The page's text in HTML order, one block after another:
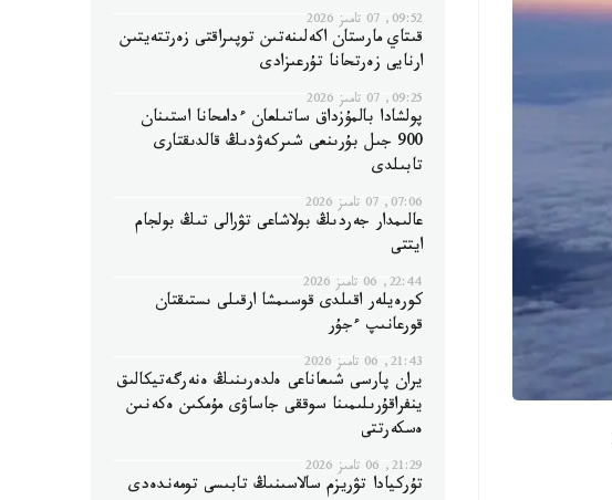
09:52, 07 تامىز 2026
قىتاي مارستان اكەلىنەتىن توپىراقتى زەرتتەيتىن
ارنايى زەرتحانا تۇرعىزادى
09:25, 07 تامىز 2026
پولشادا بالمۇزداق ساتىلعان ءدامحانا استىنان
900 جىل بۇرىنعى شىركەۋدىڭ قالدىقتارى
تابىلدى
07:06, 07 تامىز 2026
عالىمدار جەردىڭ بولاشاعى تۋرالى تىڭ بولجام
ايتتى
22:44, 06 تامىز 2026
كورەيلەر اقىلدى قوسىمشا ارقىلى ىستىقتان
قورعانىپ ءجۇر
21:43, 06 تامىز 2026
يران پارسى شىعاناعى ەلدەرىنىڭ ەنەرگەتيكالىق
ينفراقۇرىلىمىنا سوققى جاساۋى مۇمكىن ەكەنىن
ەسكەرتتى
21:29, 06 تامىز 2026
تۇركيادا تۋريزم سالاسىنىڭ تابىسى تومەندەدى